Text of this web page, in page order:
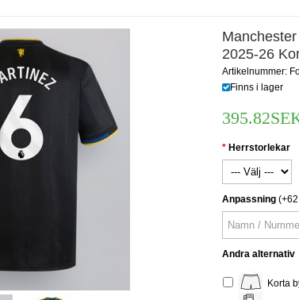
2025-26
Artikelnummer:
Finns i lager
Herrstorlekar
Anpassning
Andra alternativ
Korta